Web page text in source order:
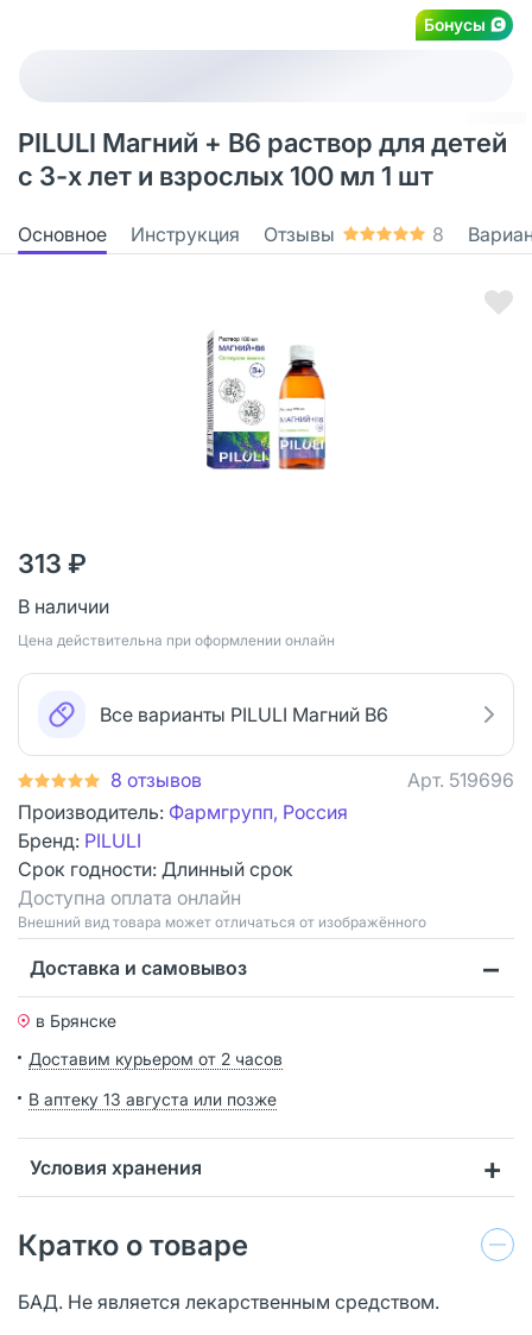
Бонусы
PILULI Магний + В6 раствор для детей
с 3-х лет и взрослых 100 мл 1 шт
Основное Инструкция Отзывы 8
313 ₽
В наличии
Цена действительна при оформлении онлайн
Все варианты PILULI Магний В6
8 отзывов Арт. 519696
Производитель: Фармгрупп, Россия
Бренд: PILULI
Срок годности: Длинный срок
Доступна оплата онлайн
Bнешний вид товара может отличаться от изображённого
Доставка и самовывоз
в Брянске
Доставим курьером от 2 часов
В аптеку 13 августа или позже
Условия хранения
Кратко о товаре
БАД. Не является лекарственным средством.